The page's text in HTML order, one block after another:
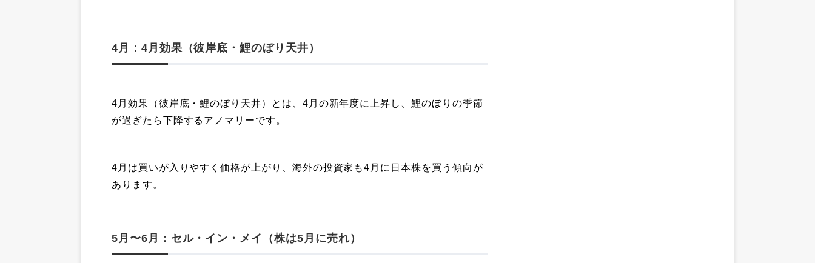
4月：4月効果（彼岸底・鯉のぼり天井）
4月効果（彼岸底・鯉のぼり天井）とは、4月の新年度に上昇し、鯉のぼりの季節
が過ぎたら下降するアノマリーです。
4月は買いが入りやすく価格が上がり、海外の投資家も4月に日本株を買う傾向が
あります。
5月〜6月：セル・イン・メイ（株は5月に売れ）